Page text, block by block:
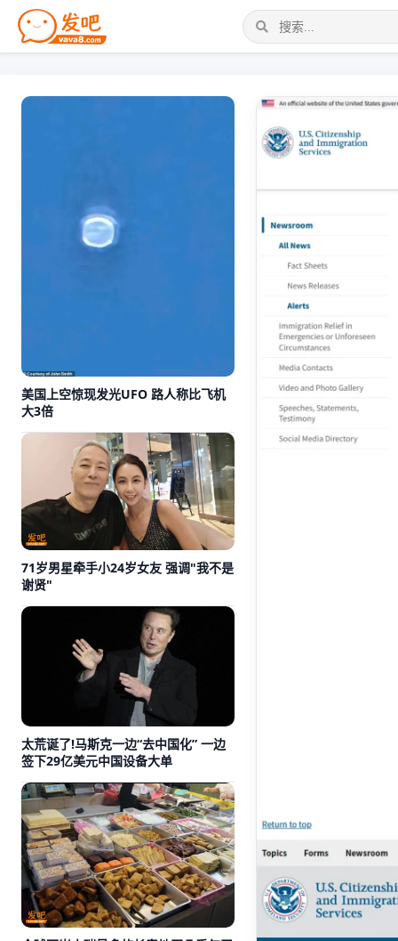
美国上空惊现发光UFO 路人称比飞机
大3倍
71岁男星牵手小24岁女友 强调"我不是
谢贤"
太荒诞了!马斯克一边“去中国化” 一边
签下29亿美元中国设备大单